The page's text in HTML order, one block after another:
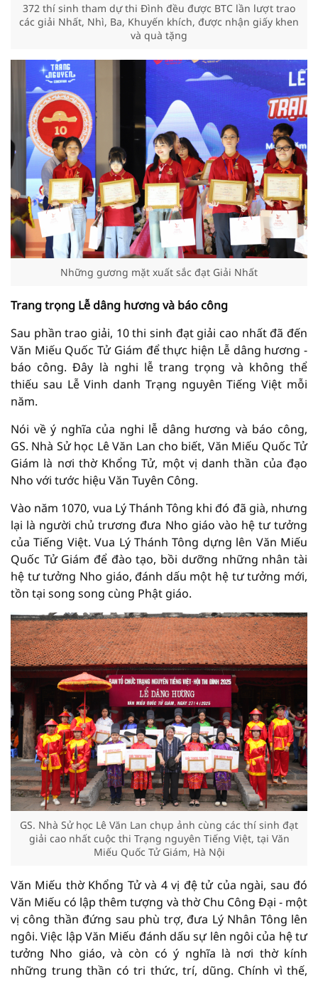
372 thí sinh tham dự thi Đình đều được BTC lần lượt trao
các giải Nhất, Nhì, Ba, Khuyến khích, được nhận giấy khen
và quà tặng
Những gương mặt xuất sắc đạt Giải Nhất
Trang trọng Lễ dâng hương và báo công
Sau phần trao giải, 10 thi sinh đạt giải cao nhất đã đến
Văn Miếu Quốc Tử Giám để thực hiện Lễ dâng hương -
báo công. Đây là nghi lễ trang trọng và không thể
thiếu sau Lễ Vinh danh Trạng nguyên Tiếng Việt mỗi
năm.
Nói về ý nghĩa của nghi lễ dâng hương và báo công,
GS. Nhà Sử học Lê Văn Lan cho biết, Văn Miếu Quốc Tử
Giám là nơi thờ Khổng Tử, một vị danh thần của đạo
Nho với tước hiệu Văn Tuyên Công.
Vào năm 1070, vua Lý Thánh Tông khi đó đã già, nhưng
lại là người chủ trương đưa Nho giáo vào hệ tư tưởng
của Tiếng Việt. Vua Lý Thánh Tông dựng lên Văn Miếu
Quốc Tử Giám để đào tạo, bồi dưỡng những nhân tài
hệ tư tưởng Nho giáo, đánh dấu một hệ tư tưởng mới,
tồn tại song song cùng Phật giáo.
GS. Nhà Sử học Lê Văn Lan chụp ảnh cùng các thí sinh đạt
giải cao nhất cuộc thi Trạng nguyên Tiếng Việt, tại Văn
Miếu Quốc Tử Giám, Hà Nội
Văn Miếu thờ Khổng Tử và 4 vị đệ tử của ngài, sau đó
Văn Miếu có lập thêm tượng và thờ Chu Công Đại - một
vị công thần đứng sau phù trợ, đưa Lý Nhân Tông lên
ngôi. Việc lập Văn Miếu đánh dấu sự lên ngôi của hệ tư
tưởng Nho giáo, và còn có ý nghĩa là nơi thờ kính
những trung thần có tri thức, trí, dũng. Chính vì thế,